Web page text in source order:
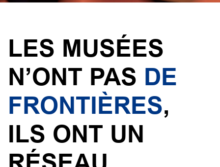
ICOM - Conseil
LES MUSÉES
N’ONT PAS DE
FRONTIÈRES,
ILS ONT UN